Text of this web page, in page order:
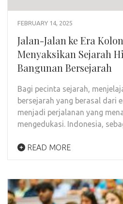
FEBRUARY 14, 2025
Jalan-Jalan ke Era
Menyaksikan Sejarah
Bangunan Bersejarah
Bagi pecinta sejarah,
bersejarah yang berasal dari
menjadi perjalanan yang
mengedukasi. Indonesia,
READ MORE